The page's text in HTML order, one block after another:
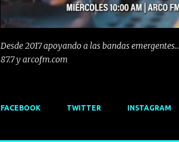
Desde 2017 apoyando a las bandas
87.7 y arcofm.com
FACEBOOK TWITTER INSTAGRAM